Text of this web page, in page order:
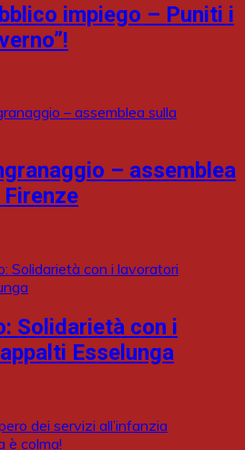
impiego – Puniti i
– assemblea
Solidarietà con i
Esselunga